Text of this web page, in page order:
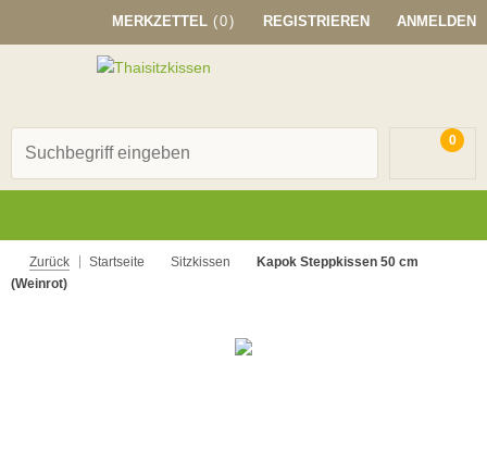
MERKZETTEL (0) REGISTRIEREN ANMELDEN
0
Zurück Startseite Sitzkissen
Kapok Steppkissen 50 cm
(Weinrot)